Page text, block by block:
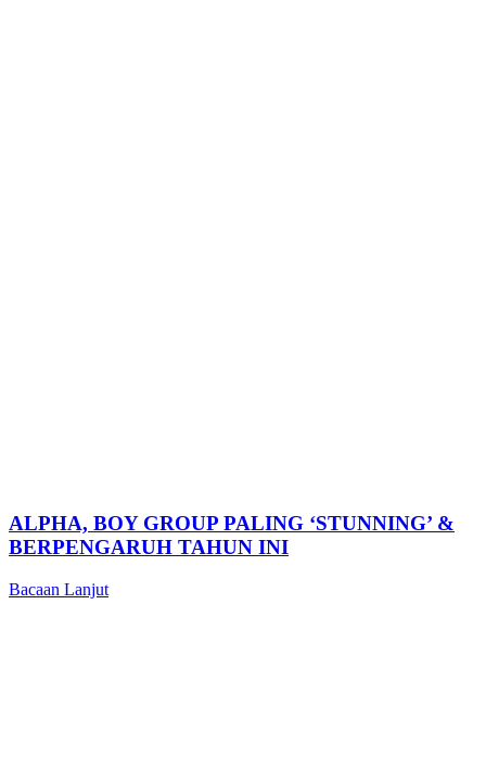
ALPHA, BOY GROUP PALING ‘STUNNING’ &
BERPENGARUH TAHUN INI
Bacaan Lanjut